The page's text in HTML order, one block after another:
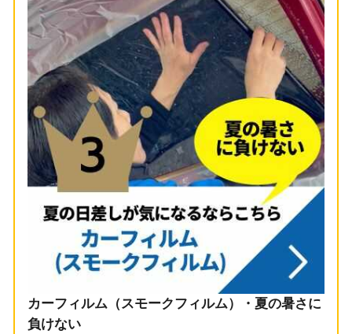
カーフィルム（スモークフィルム）・夏の暑さに
負けない